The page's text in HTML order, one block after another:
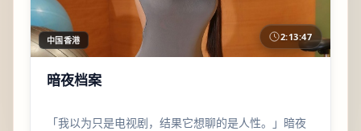
中国香港 2:13:47
暗夜档案
「我以为只是电视剧，结果它想聊的是人性。」暗夜